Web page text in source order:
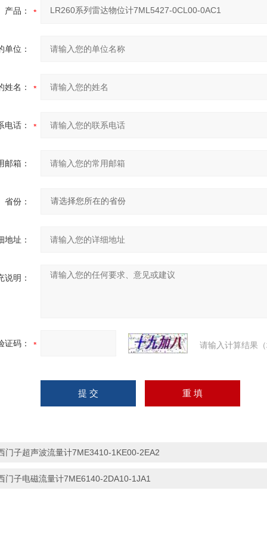
产品：
单位：
姓名：
电话：
邮箱：
省份：
地址：
说明：
证码： 请输入计算结果
门子超声波流量计7ME3410-1KE00-2EA2
门子电磁流量计7ME6140-2DA10-1JA1